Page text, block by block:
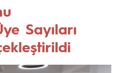
Sayıları